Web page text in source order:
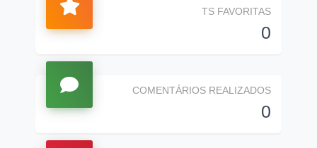
TS FAVORITAS
0
COMENTÁRIOS REALIZADOS
0